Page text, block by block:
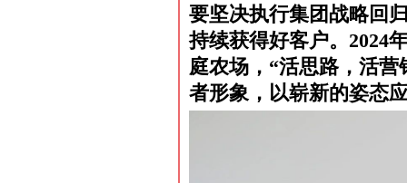
要坚决执行集团战略回
持续获得好客户。2024
庭农场，“活思路，活
者形象，以崭新的姿态